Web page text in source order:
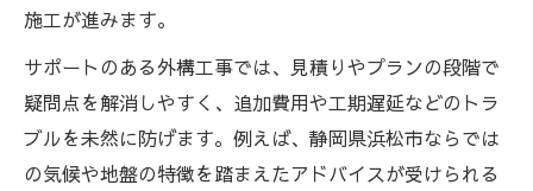
施工が進みます。
サポートのある外構工事では、見積りやプランの段階で
疑問点を解消しやすく、追加費用や工期遅延などのトラ
ブルを未然に防げます。例えば、静岡県浜松市ならでは
の気候や地盤の特徴を踏まえたアドバイスが受けられる